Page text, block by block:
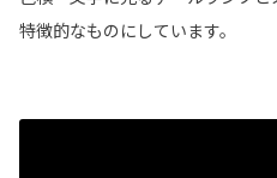
特徴的なものにしています。